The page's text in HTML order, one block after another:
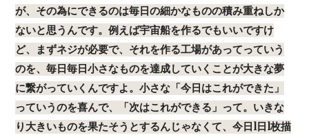
が、その為にできるのは毎日の細かなものの積み重ねしか
ないと思うんです。例えば宇宙船を作るでもいいですけ
ど、まずネジが必要で、それを作る工場があってっていう
のを、毎日毎日小さなものを達成していくことが大きな夢
に繋がっていくんですよ。小さな「今日はこれができた」
っていうのを喜んで、「次はこれができる」って。いきな
り大きいものを果たそうとするんじゃなくて、今日1日1枚描